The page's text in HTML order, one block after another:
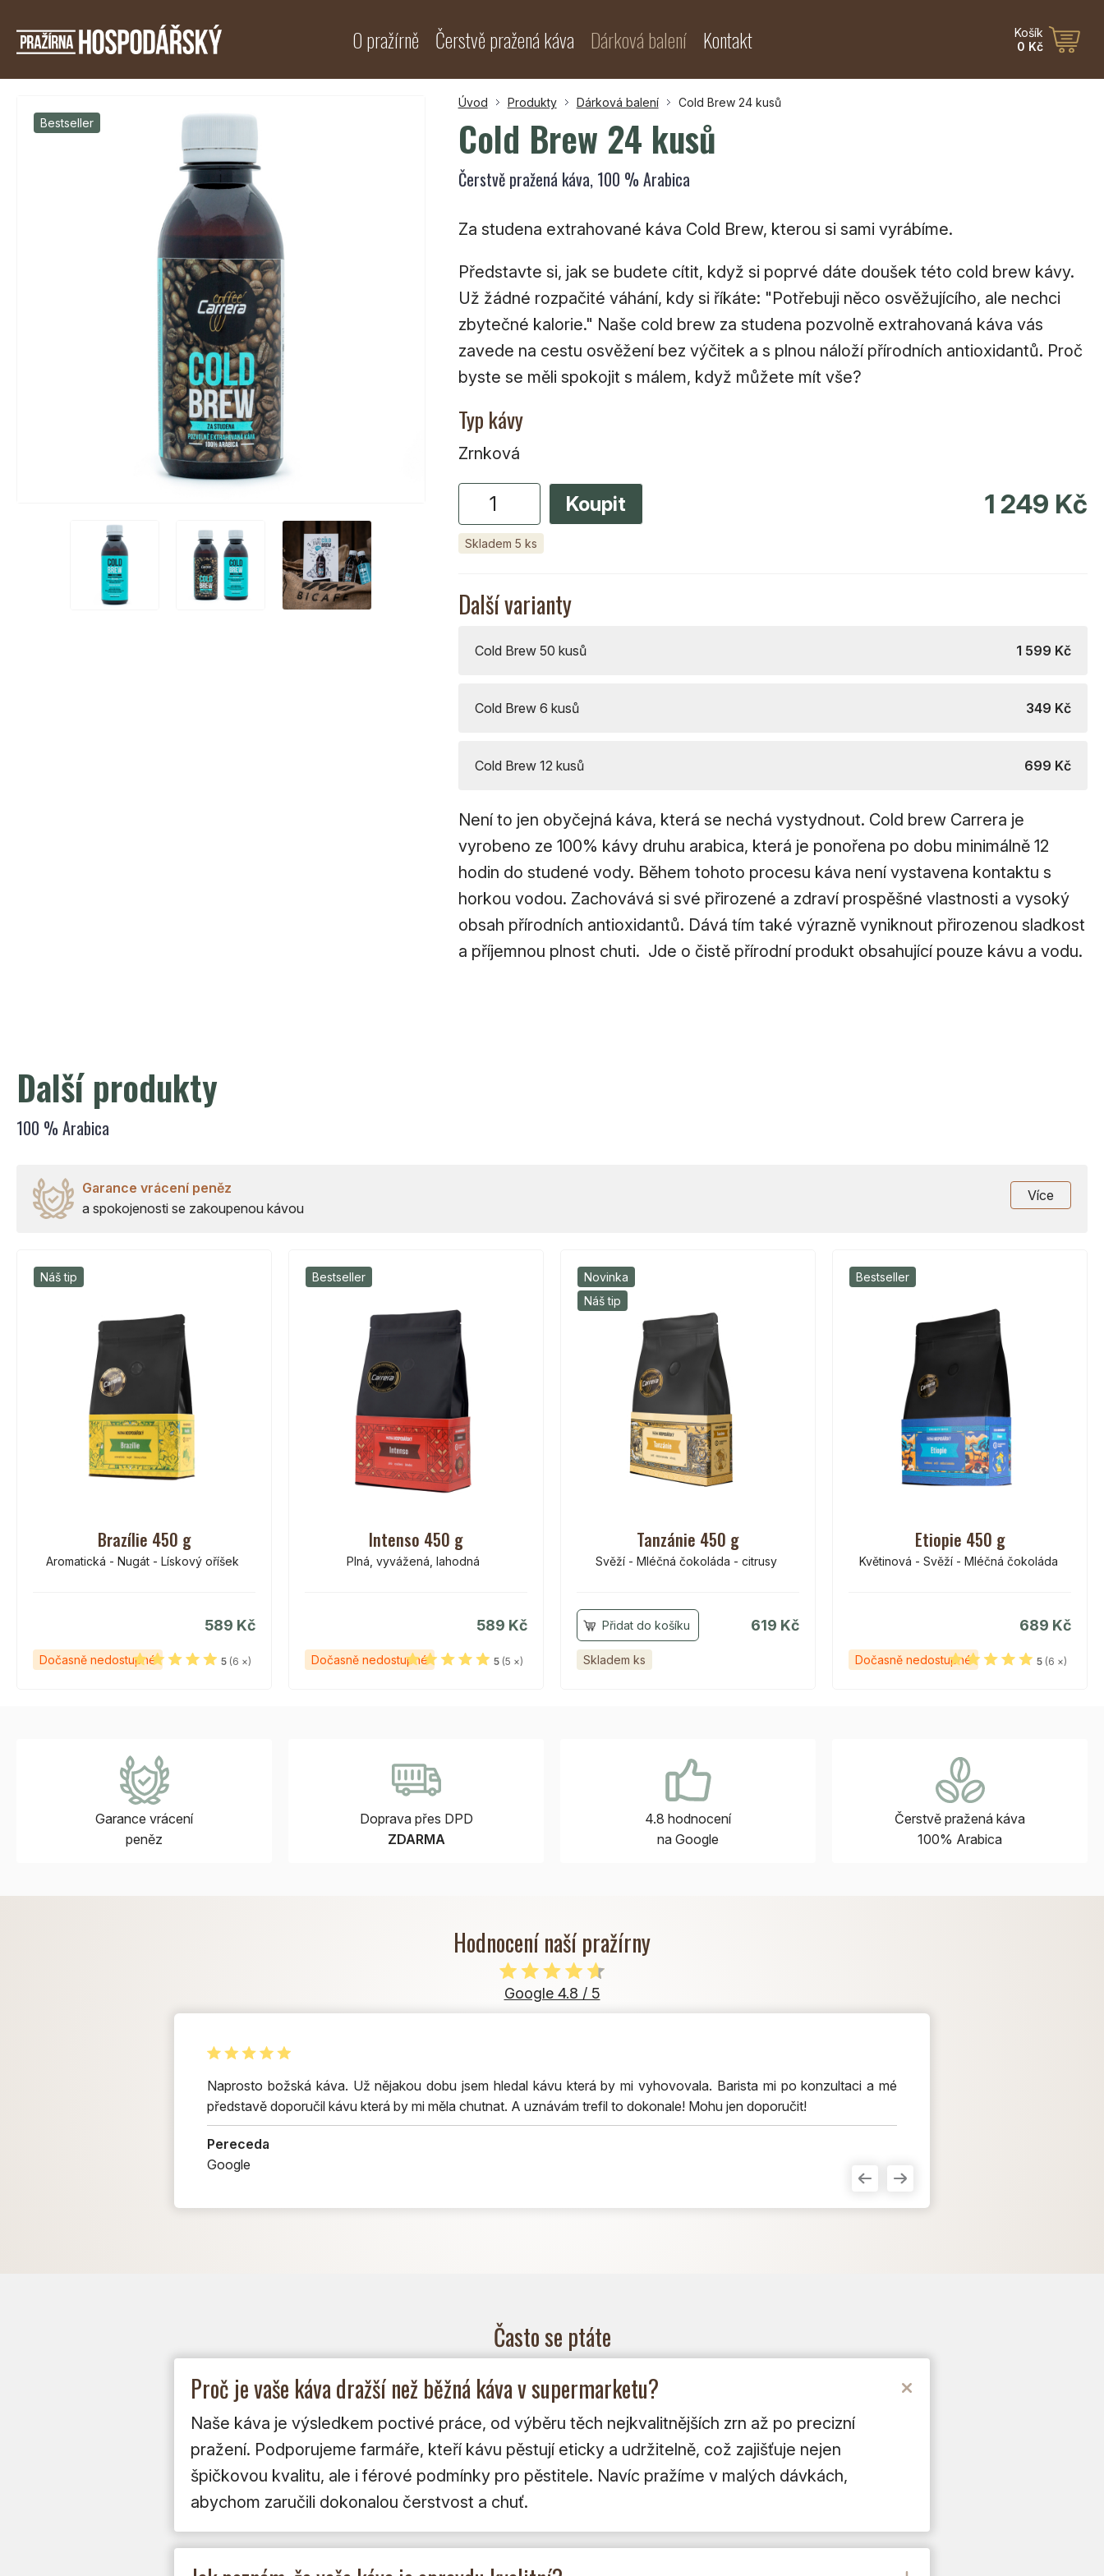
Košík
0 Kč
O pražírně Čerstvě pražená káva Dárková balení Kontakt
Bestseller
Úvod Produkty Dárková balení Cold Brew 24 kusů
Cold Brew 24 kusů
Čerstvě pražená káva, 100 % Arabica
Za studena extrahované káva Cold Brew, kterou si sami vyrábíme.
Představte si, jak se budete cítit, když si poprvé dáte doušek této cold brew kávy.
Už žádné rozpačité váhání, kdy si říkáte: "Potřebuji něco osvěžujícího, ale nechci
zbytečné kalorie." Naše cold brew za studena pozvolně extrahovaná káva vás
zavede na cestu osvěžení bez výčitek a s plnou náloží přírodních antioxidantů. Proč
byste se měli spokojit s málem, když můžete mít vše?
Typ kávy
Zrnková
1 249 Kč
Skladem 5 ks
Další varianty
Cold Brew 50 kusů 1 599 Kč
Cold Brew 6 kusů 349 Kč
Cold Brew 12 kusů 699 Kč
Není to jen obyčejná káva, která se nechá vystydnout. Cold brew Carrera je
vyrobeno ze 100% kávy druhu arabica, která je ponořena po dobu minimálně 12
hodin do studené vody. Během tohoto procesu káva není vystavena kontaktu s
horkou vodou. Zachovává si své přirozené a zdraví prospěšné vlastnosti a vysoký
obsah přírodních antioxidantů. Dává tím také výrazně vyniknout přirozenou sladkost
a příjemnou plnost chuti. Jde o čistě přírodní produkt obsahující pouze kávu a vodu.
Dalšíprodukty
100 % Arabica
Garance vrácení peněz
a spokojenosti se zakoupenou kávou
Více
Náš tip
Brazílie 450 g
Aromatická - Nugát - Lískový oříšek
589 Kč
Dočasně nedostupné 5 (6 ×)
Bestseller
Intenso 450 g
Plná, vyvážená, lahodná
589 Kč
Dočasně nedostupné 5 (5 ×)
Novinka
Náš tip
Tanzánie 450 g
Svěží - Mléčná čokoláda - citrusy
619 Kč
Skladem ks
Bestseller
Etiopie 450 g
Květinová - Svěží - Mléčná čokoláda
689 Kč
Dočasně nedostupné 5 (6 ×)
Garance vrácení
peněz
Doprava přes DPD
ZDARMA
4.8 hodnocení
na Google
Čerstvě pražená káva
100% Arabica
Hodnocení naší pražírny
Google 4.8 / 5
Naprosto božská káva. Už nějakou dobu jsem hledal kávu která by mi vyhovovala. Barista mi po konzultaci a mé
představě doporučil kávu která by mi měla chutnat. A uznávám trefil to dokonale! Mohu jen doporučit!
Pereceda
Google
Často se ptáte
Proč je vaše káva dražší než běžná káva v supermarketu?
Naše káva je výsledkem poctivé práce, od výběru těch nejkvalitnějších zrn až po precizní
pražení. Podporujeme farmáře, kteří kávu pěstují eticky a udržitelně, což zajišťuje nejen
špičkovou kvalitu, ale i férové podmínky pro pěstitele. Navíc pražíme v malých dávkách,
abychom zaručili dokonalou čerstvost a chuť.